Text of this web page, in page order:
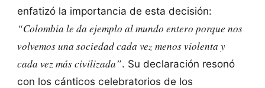
enfatizó la importancia de esta decisión:
“Colombia le da ejemplo al mundo entero porque nos
volvemos una sociedad cada vez menos violenta y
cada vez más civilizada”. Su declaración resonó
con los cánticos celebratorios de los